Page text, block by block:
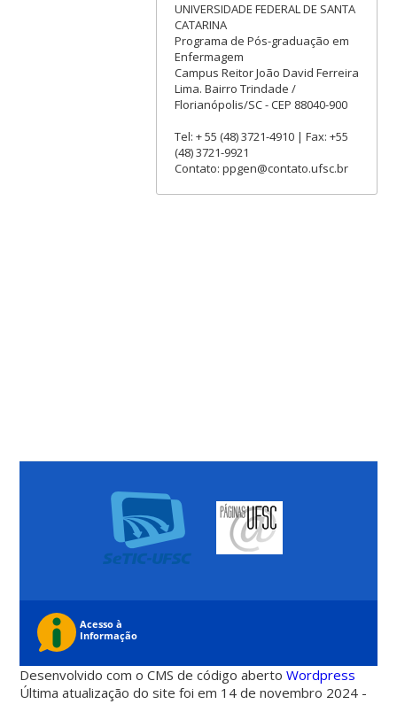
UNIVERSIDADE FEDERAL DE SANTA
CATARINA
Programa de Pós-graduação em
Enfermagem
Campus Reitor João David Ferreira
Lima. Bairro Trindade /
Florianópolis/SC - CEP 88040-900
Tel: + 55 (48) 3721-4910 | Fax: +55
(48) 3721-9921
Contato: ppgen@contato.ufsc.br
Desenvolvido com o CMS de código abertoWordpress
Última atualização do site foi em 14 de novembro 2024 -